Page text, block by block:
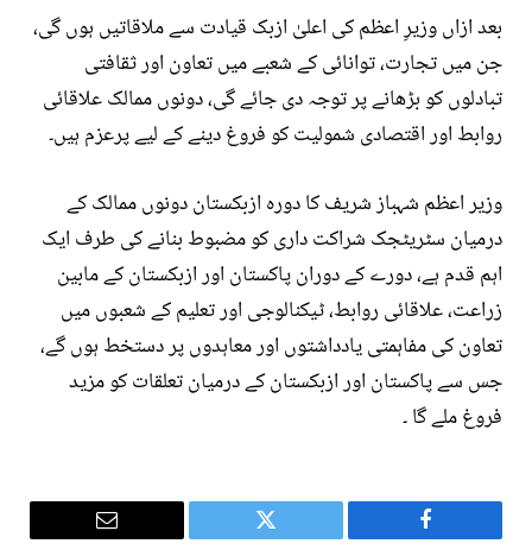
بعد ازاں وزیرِ اعظم کی اعلیٰ ازبک قیادت سے ملاقاتیں ہوں گی،
جن میں تجارت، توانائی کے شعبے میں تعاون اور ثقافتی
تبادلوں کو بڑھانے پر توجہ دی جائے گی، دونوں ممالک علاقائی
روابط اور اقتصادی شمولیت کو فروغ دینے کے لیے پرعزم ہیں۔
وزیر اعظم شہباز شریف کا دورہ ازبکستان دونوں ممالک کے
درمیان سٹریٹجک شراکت داری کو مضبوط بنانے کی طرف ایک
اہم قدم ہے، دورے کے دوران پاکستان اور ازبکستان کے مابین
زراعت، علاقائی روابط، ٹیکنالوجی اور تعلیم کے شعبوں میں
تعاون کی مفاہمتی یادداشتوں اور معاہدوں پر دستخط ہوں گے،
جس سے پاکستان اور ازبکستان کے درمیان تعلقات کو مزید
فروغ ملے گا ۔
Facebook
Twitter
Email